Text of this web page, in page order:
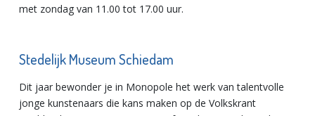
met zondag van 11.00 tot 17.00 uur.
Stedelijk Museum Schiedam
Dit jaar bewonder je in Monopole het werk van talentvolle
jonge kunstenaars die kans maken op de Volkskrant